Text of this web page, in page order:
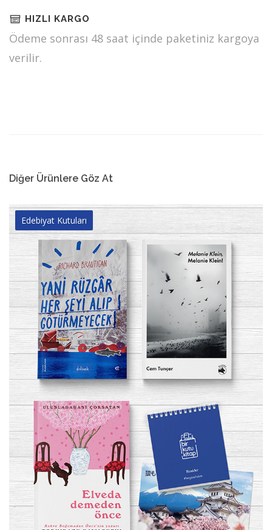
HIZLI KARGO
Ödeme sonrası 48 saat içinde paketiniz kargoya
verilir.
Diğer Ürünlere Göz At
Edebiyat Kutuları